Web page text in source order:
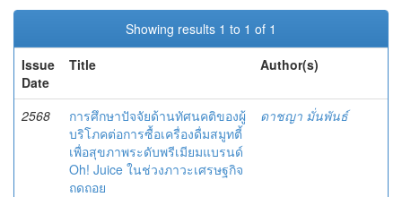
Showing results 1 to 1 of 1
Issue
Date
Title Author(s)
2568
การศึกษาปัจจัยด้านทัศนคติของผู้
บริโภคต่อการซื้อเครื่องดื่มสมูทตี้
เพื่อสุขภาพระดับพรีเมียมแบรนด์
Oh! Juice ในช่วงภาวะเศรษฐกิจ
ถดถอย
ดาชญา มั่นพันธ์